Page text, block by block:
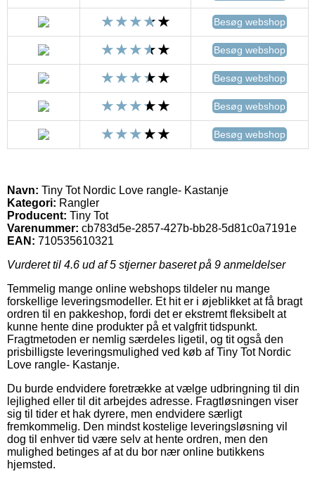
Besøg webshop
Besøg webshop
Besøg webshop
Besøg webshop
Besøg webshop
Navn: Tiny Tot Nordic Love rangle- Kastanje
Kategori: Rangler
Producent: Tiny Tot
Varenummer: cb783d5e-2857-427b-bb28-5d81c0a7191e
EAN: 710535610321
Vurderet til 4.6 ud af 5 stjerner baseret på 9 anmeldelser
Temmelig mange online webshops tildeler nu mange
forskellige leveringsmodeller. Et hit er i øjeblikket at få bragt
ordren til en pakkeshop, fordi det er ekstremt fleksibelt at
kunne hente dine produkter på et valgfrit tidspunkt.
Fragtmetoden er nemlig særdeles ligetil, og tit også den
prisbilligste leveringsmulighed ved køb af Tiny Tot Nordic
Love rangle- Kastanje.
Du burde endvidere foretrække at vælge udbringning til din
lejlighed eller til dit arbejdes adresse. Fragtløsningen viser
sig til tider et hak dyrere, men endvidere særligt
fremkommelig. Den mindst kostelige leveringsløsning vil
dog til enhver tid være selv at hente ordren, men den
mulighed betinges af at du bor nær online butikkens
hjemsted.